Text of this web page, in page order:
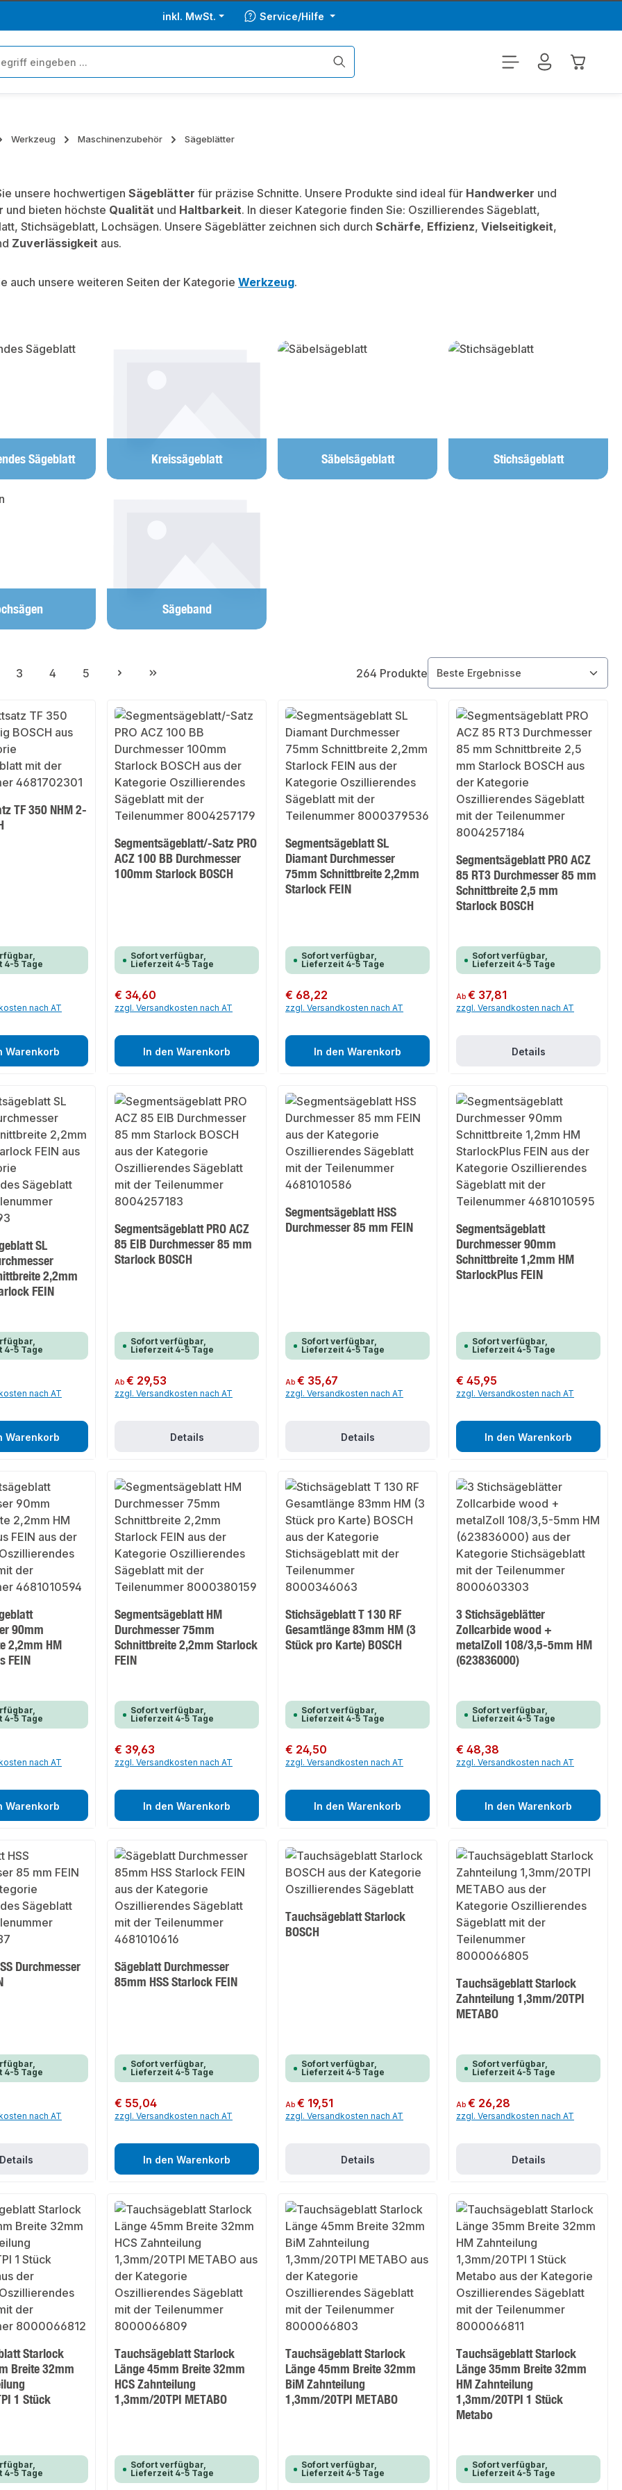
inkl. MwSt. Service/Hilfe
Werkzeug Maschinenzubehör Sägeblätter
unsere hochwertigen Sägeblätter für präzise Schnitte. Unsere Produkte sind ideal für Handwerker und
und bieten höchste Qualität und Haltbarkeit. In dieser Kategorie finden Sie: Oszillierendes Sägeblatt,
Stichsägeblatt, Lochsägen. Unsere Sägeblätter zeichnen sich durch Schärfe, Effizienz, Vielseitigkeit,
Zuverlässigkeit aus.
auch unsere weiteren Seiten der Kategorie Werkzeug.
überspringen
Sägeblatt Kreissägeblatt Säbelsägeblatt Stichsägeblatt
Sägeband
Seite
3
Seite
4
Seite
5 264 Produkte
TF 350 NHM 2-
4-5 Tage
nach AT
Warenkorb
Segmentsägeblatt/-Satz PRO
ACZ 100 BB Durchmesser
100mm Starlock BOSCH
Sofort verfügbar,
Lieferzeit 4-5 Tage
Regulärer Preis:
€ 34,60
zzgl. Versandkosten nach AT
In den Warenkorb
Segmentsägeblatt SL
Diamant Durchmesser
75mm Schnittbreite 2,2mm
Starlock FEIN
Sofort verfügbar,
Lieferzeit 4-5 Tage
Regulärer Preis:
€ 68,22
zzgl. Versandkosten nach AT
In den Warenkorb
Segmentsägeblatt PRO ACZ
85 RT3 Durchmesser 85 mm
Schnittbreite 2,5 mm
Starlock BOSCH
Sofort verfügbar,
Lieferzeit 4-5 Tage
Regulärer Preis:
Ab€ 37,81
zzgl. Versandkosten nach AT
Details
SL
2,2mm
FEIN
4-5 Tage
nach AT
Warenkorb
Segmentsägeblatt PRO ACZ
85 EIB Durchmesser 85 mm
Starlock BOSCH
Sofort verfügbar,
Lieferzeit 4-5 Tage
Regulärer Preis:
Ab€ 29,53
zzgl. Versandkosten nach AT
Details
Segmentsägeblatt HSS
Durchmesser 85 mm FEIN
Sofort verfügbar,
Lieferzeit 4-5 Tage
Regulärer Preis:
Ab€ 35,67
zzgl. Versandkosten nach AT
Details
Segmentsägeblatt
Durchmesser 90mm
Schnittbreite 1,2mm HM
StarlockPlus FEIN
Sofort verfügbar,
Lieferzeit 4-5 Tage
Regulärer Preis:
€ 45,95
zzgl. Versandkosten nach AT
In den Warenkorb
90mm
2,2mm HM
FEIN
4-5 Tage
nach AT
Warenkorb
Segmentsägeblatt HM
Durchmesser 75mm
Schnittbreite 2,2mm Starlock
FEIN
Sofort verfügbar,
Lieferzeit 4-5 Tage
Regulärer Preis:
€ 39,63
zzgl. Versandkosten nach AT
In den Warenkorb
Stichsägeblatt T 130 RF
Gesamtlänge 83mm HM (3
Stück pro Karte) BOSCH
Sofort verfügbar,
Lieferzeit 4-5 Tage
Regulärer Preis:
€ 24,50
zzgl. Versandkosten nach AT
In den Warenkorb
3 Stichsägeblätter
Zollcarbide wood +
metalZoll 108/3,5-5mm HM
(623836000)
Sofort verfügbar,
Lieferzeit 4-5 Tage
Regulärer Preis:
€ 48,38
zzgl. Versandkosten nach AT
In den Warenkorb
Durchmesser
4-5 Tage
nach AT
Details
Sägeblatt Durchmesser
85mm HSS Starlock FEIN
Sofort verfügbar,
Lieferzeit 4-5 Tage
Regulärer Preis:
€ 55,04
zzgl. Versandkosten nach AT
In den Warenkorb
Tauchsägeblatt Starlock
BOSCH
Sofort verfügbar,
Lieferzeit 4-5 Tage
Regulärer Preis:
Ab€ 19,51
zzgl. Versandkosten nach AT
Details
Tauchsägeblatt Starlock
Zahnteilung 1,3mm/20TPI
METABO
Sofort verfügbar,
Lieferzeit 4-5 Tage
Regulärer Preis:
Ab€ 26,28
zzgl. Versandkosten nach AT
Details
Starlock
Breite 32mm
1 Stück
4-5 Tage
Tauchsägeblatt Starlock
Länge 45mm Breite 32mm
HCS Zahnteilung
1,3mm/20TPI METABO
Sofort verfügbar,
Lieferzeit 4-5 Tage
Tauchsägeblatt Starlock
Länge 45mm Breite 32mm
BiM Zahnteilung
1,3mm/20TPI METABO
Sofort verfügbar,
Lieferzeit 4-5 Tage
Tauchsägeblatt Starlock
Länge 35mm Breite 32mm
HM Zahnteilung
1,3mm/20TPI 1 Stück
Metabo
Sofort verfügbar,
Lieferzeit 4-5 Tage